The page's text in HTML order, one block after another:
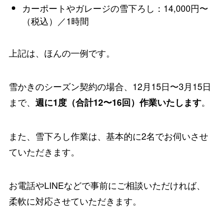
カーポートやガレージの雪下ろし：14,000円〜
（税込）／1時間
上記は、ほんの一例です。
雪かきのシーズン契約の場合、12月15日〜3月15日
まで、 週に1度（合計12〜16回）作業いたします。
また、雪下ろし作業は、基本的に2名でお伺いさせ
ていただきます。
お電話やLINEなどで事前にご相談いただければ、
柔軟に対応させていただきます。